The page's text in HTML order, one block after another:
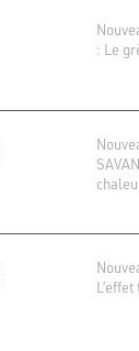
: Le